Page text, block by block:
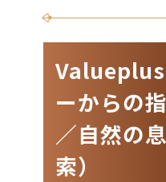
Valueplus
ーからの
／自然の
索）